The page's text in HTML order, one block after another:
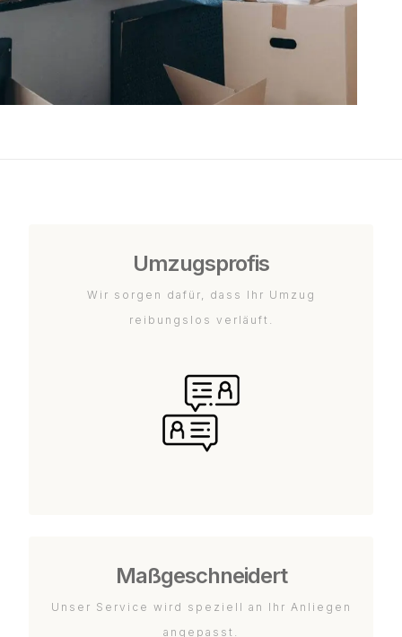
Umzugsprofis
Wir sorgen dafür, dass Ihr Umzug
reibungslos verläuft.
Maßgeschneidert
Unser Service wird speziell an Ihr Anliegen
angepasst.